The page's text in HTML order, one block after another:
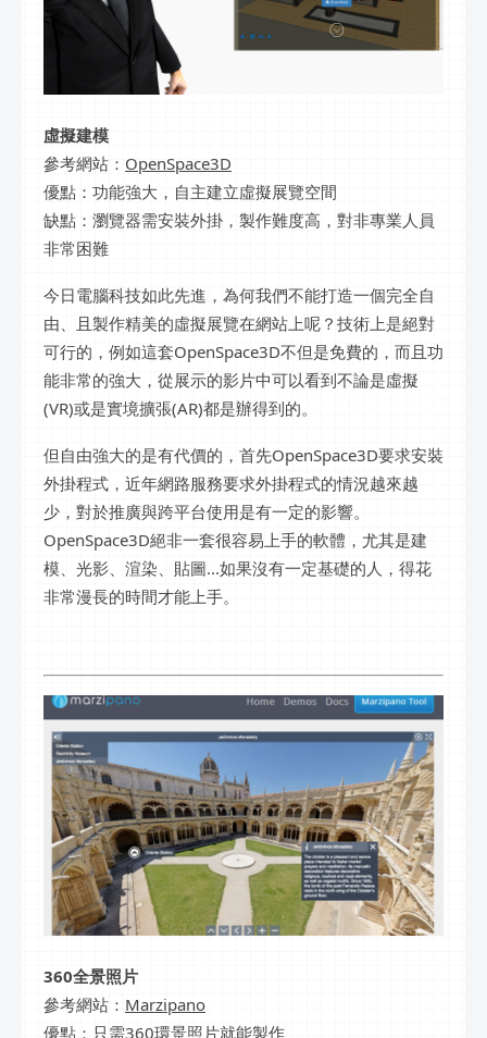
虛擬建模
參考網站： OpenSpace3D
優點：功能強大，自主建立虛擬展覽空間
缺點：瀏覽器需安裝外掛，製作難度高，對非專業人員
非常困難
今日電腦科技如此先進，為何我們不能打造一個完全自
由、且製作精美的虛擬展覽在網站上呢？技術上是絕對
可行的，例如這套OpenSpace3D不但是免費的，而且功
能非常的強大，從展示的影片中可以看到不論是虛擬
(VR)或是實境擴張(AR)都是辦得到的。
但自由強大的是有代價的，首先OpenSpace3D要求安裝
外掛程式，近年網路服務要求外掛程式的情況越來越
少，對於推廣與跨平台使用是有一定的影響。
OpenSpace3D絕非一套很容易上手的軟體，尤其是建
模、光影、渲染、貼圖...如果沒有一定基礎的人，得花
非常漫長的時間才能上手。
360全景照片
參考網站： Marzipano
優點：只需360環景照片就能製作